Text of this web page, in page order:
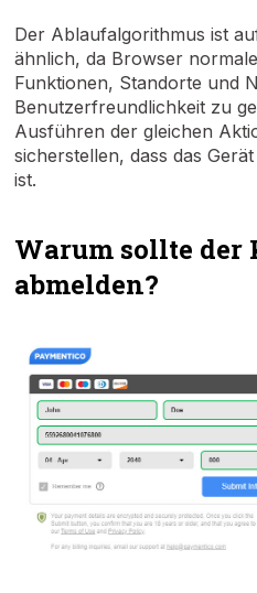
Der Ablaufalgorithmus ist
ähnlich, da Browser
Funktionen, Standorte und
Benutzerfreundlichkeit zu
Ausführen der gleichen
sicherstellen, dass das
ist.
Warum sollte der
abmelden?